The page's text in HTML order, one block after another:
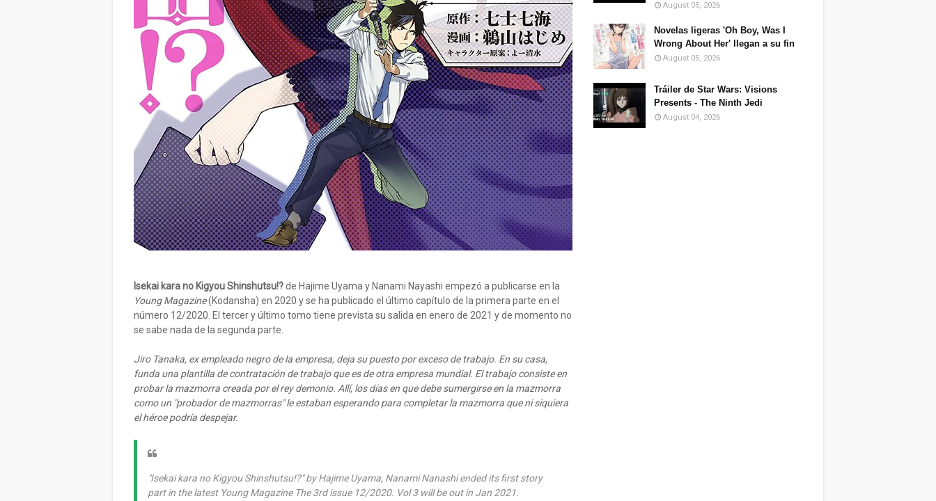
Isekai kara no Kigyou Shinshutsu!?de Hajime Uyama y Nanami Nayashi empezó a publicarse en la
Young Magazine(Kodansha) en 2020 y se ha publicado el último capítulo de la primera parte en el
número 12/2020. El tercer y último tomo tiene prevista su salida en enero de 2021 y de momento no
se sabe nada de la segunda parte.
Jiro Tanaka, ex empleado negro de la empresa, deja su puesto por exceso de trabajo. En su casa,
funda una plantilla de contratación de trabajo que es de otra empresa mundial. El trabajo consiste en
probar la mazmorra creada por el rey demonio. Allí, los días en que debe sumergirse en la mazmorra
como un "probador de mazmorras" le estaban esperando para completar la mazmorra que ni siquiera
el héroe podría despejar.
"Isekai kara no Kigyou Shinshutsu!?" by Hajime Uyama, Nanami Nanashi ended its first story
part in the latest Young Magazine The 3rd issue 12/2020. Vol 3 will be out in Jan 2021.
August 05, 2026
Novelas ligeras 'Oh Boy, Was I
Wrong About Her' llegan a su fin
August 05, 2026
Tráiler de Star Wars: Visions
Presents - The Ninth Jedi
August 04, 2026